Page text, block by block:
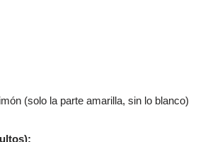
(solo la parte amarilla, sin lo blanco)